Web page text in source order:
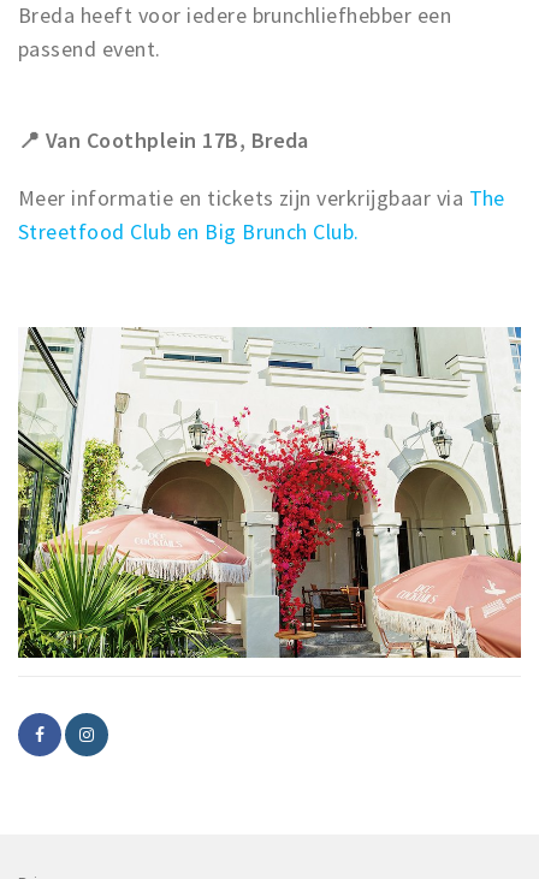
Breda heeft voor iedere brunchliefhebber een
passend event.
📍 Van Coothplein 17B, Breda
Meer informatie en tickets zijn verkrijgbaar via The
Streetfood Club en Big Brunch Club.